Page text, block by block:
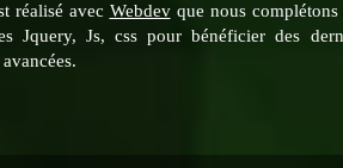
réalisé avec Webdevque nous complétons
Jquery, Js, css pour bénéficier des